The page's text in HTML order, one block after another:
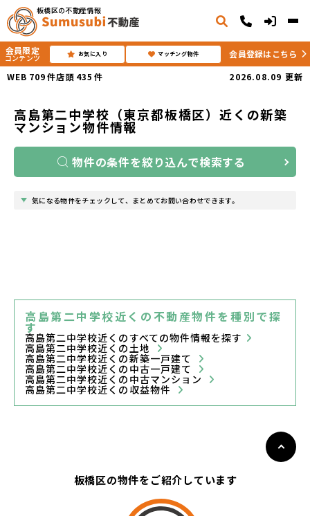
板橋区の不動産情報
会員限定
コンテンツ お気に入り マッチング物件
会員登録はこちら
WEB 709件店頭 435 件 2026.08.09 更新
高島第二中学校（東京都板橋区）近くの新築
マンション物件情報
物件の条件を絞り込んで検索する
気になる物件をチェックして、まとめてお問い合わせできます。
高島第二中学校近くの不動産物件を種別で探
す
高島第二中学校近くのすべての物件情報を探す
高島第二中学校近くの土地
高島第二中学校近くの新築一戸建て
高島第二中学校近くの中古一戸建て
高島第二中学校近くの中古マンション
高島第二中学校近くの収益物件
板橋区の物件をご紹介しています